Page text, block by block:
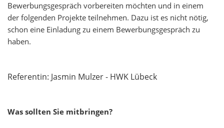
Bewerbungsgespräch vorbereiten möchten und in einem
der folgenden Projekte teilnehmen. Dazu ist es nicht nötig,
schon eine Einladung zu einem Bewerbungsgespräch zu
haben.
Referentin: Jasmin Mulzer - HWK Lübeck
Was sollten Sie mitbringen?